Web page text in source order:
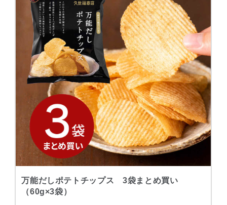
万能だしポテトチップス 3袋まとめ買い
（60g×3袋）